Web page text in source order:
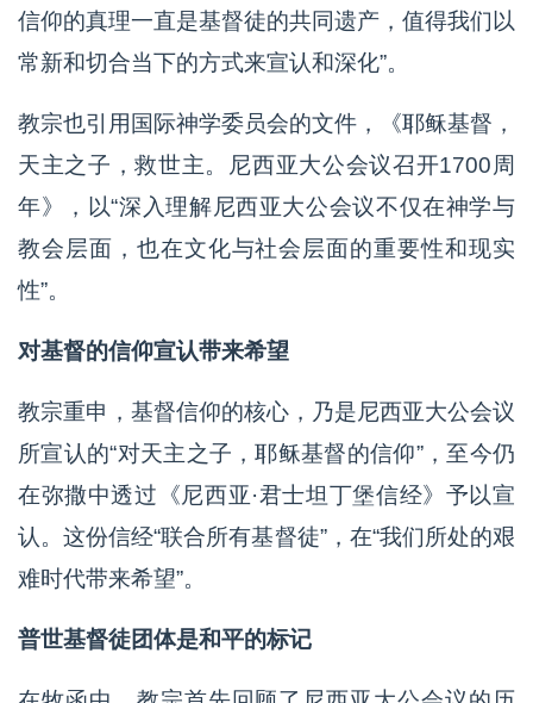
信仰的真理一直是基督徒的共同遗产，值得我们以
常新和切合当下的方式来宣认和深化”。
教宗也引用国际神学委员会的文件，《耶稣基督，
天主之子，救世主。尼西亚大公会议召开1700周
年》，以“深入理解尼西亚大公会议不仅在神学与
教会层面，也在文化与社会层面的重要性和现实
性”。
对基督的信仰宣认带来希望
教宗重申，基督信仰的核心，乃是尼西亚大公会议
所宣认的“对天主之子，耶稣基督的信仰”，至今仍
在弥撒中透过《尼西亚·君士坦丁堡信经》予以宣
认。这份信经“联合所有基督徒”，在“我们所处的艰
难时代带来希望”。
普世基督徒团体是和平的标记